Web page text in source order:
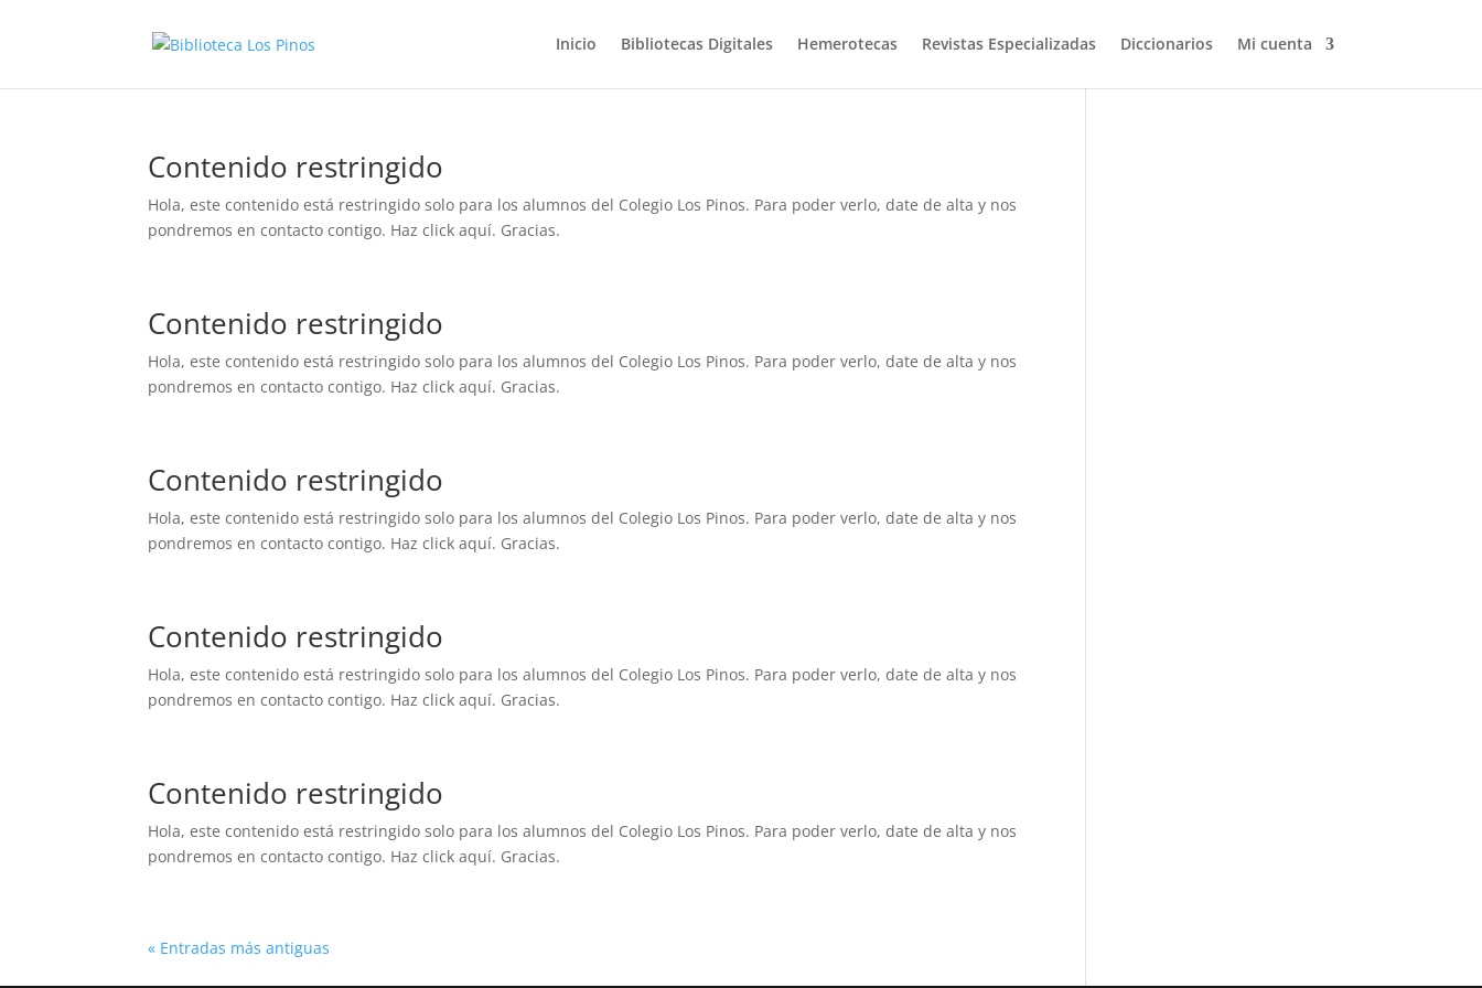
Inicio Bibliotecas Digitales Hemerotecas Revistas Especializadas Diccionarios Mi cuenta
Contenido restringido
Hola, este contenido está restringido solo para los alumnos del Colegio Los Pinos. Para poder verlo, date de alta y nos
pondremos en contacto contigo. Haz click aquí. Gracias.
Contenido restringido
Hola, este contenido está restringido solo para los alumnos del Colegio Los Pinos. Para poder verlo, date de alta y nos
pondremos en contacto contigo. Haz click aquí. Gracias.
Contenido restringido
Hola, este contenido está restringido solo para los alumnos del Colegio Los Pinos. Para poder verlo, date de alta y nos
pondremos en contacto contigo. Haz click aquí. Gracias.
Contenido restringido
Hola, este contenido está restringido solo para los alumnos del Colegio Los Pinos. Para poder verlo, date de alta y nos
pondremos en contacto contigo. Haz click aquí. Gracias.
Contenido restringido
Hola, este contenido está restringido solo para los alumnos del Colegio Los Pinos. Para poder verlo, date de alta y nos
pondremos en contacto contigo. Haz click aquí. Gracias.
« Entradas más antiguas